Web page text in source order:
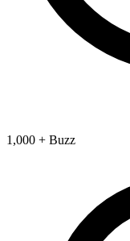
1,000 + Buzz